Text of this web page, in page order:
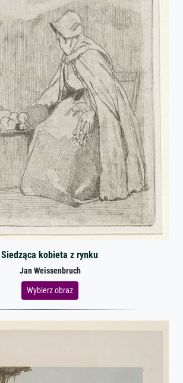
Siedząca kobieta z rynku
Jan Weissenbruch
Wybierz obraz